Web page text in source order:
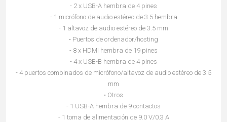
- 2 x USB-A hembra de 4 pines
- 1 micrófono de audio estéreo de 3.5 hembra
- 1 altavoz de audio estéreo de 3.5 mm
• Puertos de ordenador/hosting
- 8 x HDMI hembra de 19 pines
- 4 x USB-B hembra de 4 pines
- 4 puertos combinados de micrófono/altavoz de audio estéreo de 3.5
mm
• Otros
- 1 USB-A hembra de 9 contactos
- 1 toma de alimentación de 9.0 V/0.3 A